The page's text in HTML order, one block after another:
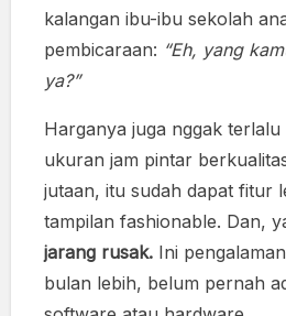
kalangan ibu-ibu sekolah
pembicaraan: “Eh, yang
ya?”
Harganya juga nggak
ukuran jam pintar
jutaan, itu sudah dapat fitur
tampilan fashionable. Dan,
jarang rusak. Ini
bulan lebih, belum pernah